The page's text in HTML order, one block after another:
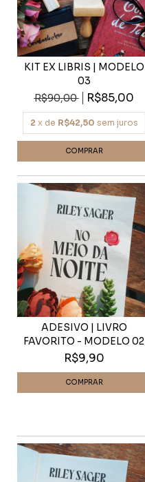
KIT EX LIBRIS | MODELO
03
R$90,00
R$85,00
2 x de R$42,50 sem juros
ADESIVO | LIVRO
FAVORITO - MODELO 02
R$9,90